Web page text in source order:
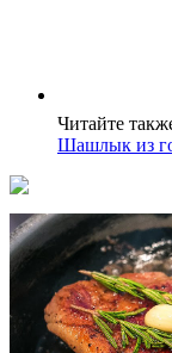
Читайте
Шашлык из